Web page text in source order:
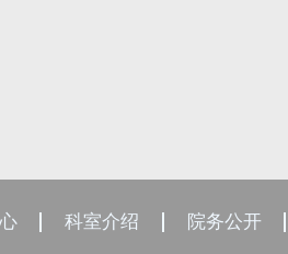
科室介绍 院务公开